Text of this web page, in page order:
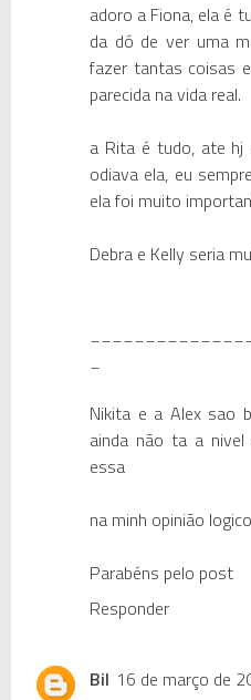
adoro a Fiona, ela é
da dó de ver uma
fazer tantas coisas
parecida na vida real.
a Rita é tudo, ate
odiava ela, eu
ela foi muito
Debra e Kelly seria
Nikita e a Alex sao
ainda não ta a
essa
na minh opinião
Parabéns pelo post
Responder
Bil 16 de março de